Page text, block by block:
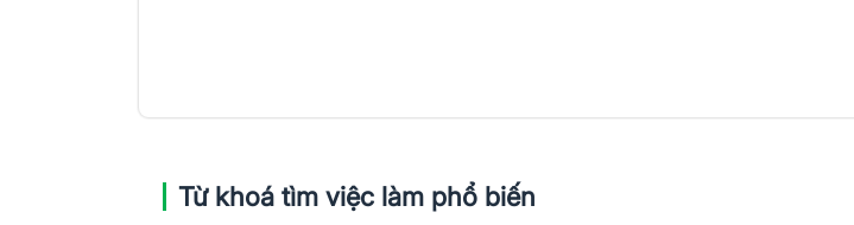
Từ khoá tìm việc làm phổ biến